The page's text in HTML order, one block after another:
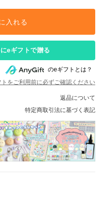
入れる
eギフトで贈る
のeギフトとは？
をご利用前に必ずご確認ください
返品について
特定商取引法に基づく表記